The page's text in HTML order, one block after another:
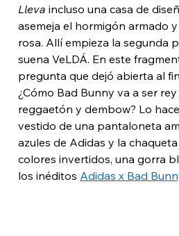
Lleva incluso una casa de
asemeja el hormigón armado
rosa. Allí empieza la segunda
suena VeLDÁ. En este
pregunta que dejó abierta al
¿Cómo Bad Bunny va a ser
reggaetón y dembow? Lo
vestido de una pantaloneta
azules de Adidas y la
colores invertidos, una gorra
los inéditos Adidas x Bad